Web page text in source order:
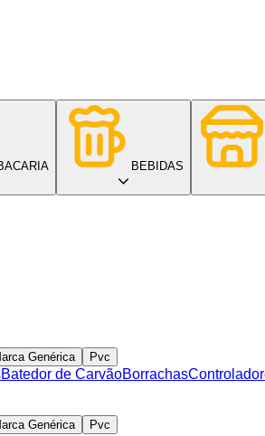
BEBIDAS
Genérica Pvc
Batedor de CarvãoBorrachas
Genérica Pvc